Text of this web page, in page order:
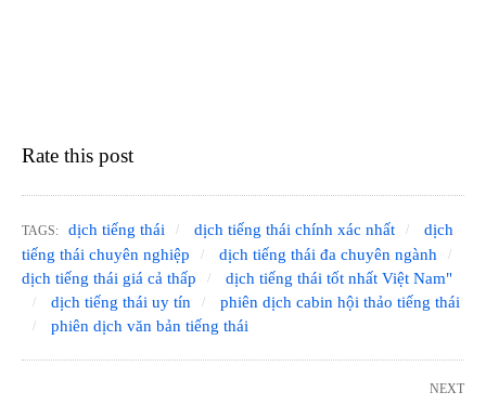
Rate this post
TAGS: dịch tiếng thái dịch tiếng thái chính xác nhất
dịch
tiếng thái chuyên nghiệp
dịch tiếng thái đa chuyên ngành
dịch tiếng thái giá cả thấp
dịch tiếng thái tốt nhất Việt Nam"
dịch tiếng thái uy tín
phiên dịch cabin hội thảo tiếng thái
phiên dịch văn bản tiếng thái
NEXT